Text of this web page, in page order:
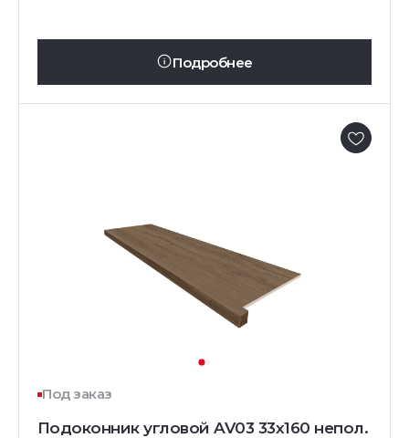
Подробнее
Под заказ
Подоконник угловой AV03 33х160 непол.